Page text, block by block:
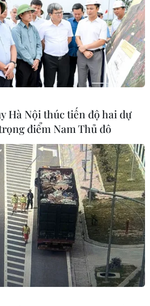
Hà Nội thúc tiến độ hai dự
điểm Nam Thủ đô